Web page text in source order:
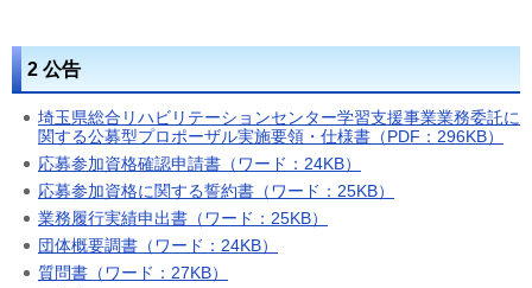
2 公告
埼玉県総合リハビリテーションセンター学習支援事業業務委託に
関する公募型プロポーザル実施要領・仕様書（PDF：296KB）
応募参加資格確認申請書（ワード：24KB）
応募参加資格に関する誓約書（ワード：25KB）
業務履行実績申出書（ワード：25KB）
団体概要調書（ワード：24KB）
質問書（ワード：27KB）